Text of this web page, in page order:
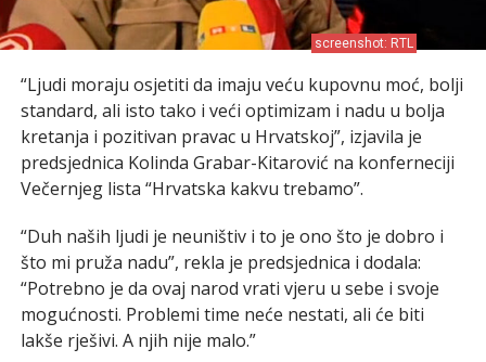
screenshot: RTL
“Ljudi moraju osjetiti da imaju veću kupovnu moć, bolji
standard, ali isto tako i veći optimizam i nadu u bolja
kretanja i pozitivan pravac u Hrvatskoj”, izjavila je
predsjednica Kolinda Grabar-Kitarović na konferneciji
Večernjeg lista “Hrvatska kakvu trebamo”.
“Duh naših ljudi je neuništiv i to je ono što je dobro i
što mi pruža nadu”, rekla je predsjednica i dodala:
“Potrebno je da ovaj narod vrati vjeru u sebe i svoje
mogućnosti. Problemi time neće nestati, ali će biti
lakše rješivi. A njih nije malo.”